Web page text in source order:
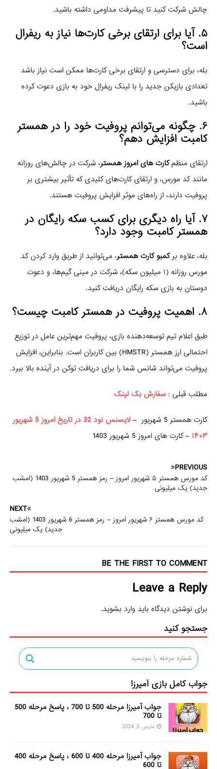
چالش شرکت کنید تا پیشرفت مداومی داشته باشید.
۵. آیا برای ارتقای برخی کارت‌ها نیاز به ریفرال
است؟
بله، برای دسترسی و ارتقای برخی کارت‌ها ممکن است نیاز باشد
تعدادی بازیکن جدید را با لینک ریفرال خود به بازی دعوت کرده
باشید.
۶. چگونه می‌توانم پروفیت خود را در همستر
کامبت افزایش دهم؟
ارتقای منظمکارت های امروز همستر، شرکت در چالش‌های روزانه
مانند کد مورس، و ارتقای کارت‌های کلیدی که تأثیر بیشتری بر
پروفیت دارند، از راه‌های موثر افزایش پروفیت هستند.
۷. آیا راه دیگری برای کسب سکه رایگان در
همستر کامبت وجود دارد؟
بله، علاوه برکمبو کارت همستر، می‌توانید از طریق وارد کردن کد
مورس روزانه (۱ میلیون سکه)، شرکت در مینی گیم‌ها، و دعوت
دوستان به بازی سکه رایگان دریافت کنید.
۸. اهمیت پروفیت در همستر کامبت چیست؟
طبق اعلام تیم توسعه‌دهنده بازی، پروفیت مهم‌ترین عامل در توزیع
احتمالی ارز همستر (HMSTR) بین کاربران است. بنابراین، افزایش
پروفیت می‌تواند شانس شما را برای دریافت توکن در آینده بالا ببرد.
مطلب قبلی : سفارش بک لینک
کارت همستر 5 شهریور –
لایسنس نود 32 در تاریخ امروز 5 شهریور
۱۴۰۳ – کارت های امروز 5 شهریور 1403
PREVIOUS
کد مورس همستر ۵ شهریور امروز – رمز همستر 5 شهریور 1403 (امشب
جدید) یک میلیونی
NEXT
کد مورس همستر ۶ شهریور امروز – رمز همستر 6 شهریور 1403 (امشب
جدید) یک میلیونی
BE THE FIRST TO COMMENT
Leave a Reply
برای نوشتن دیدگاه باید وارد بشوید.
جستجو کنید
جواب کامل بازی آمیرزا
جواب آمیرزا مرحله 500 تا 700 ، پاسخ مرحله 500
تا 700
مارس 5, 2024
جواب آمیرزا مرحله 400 تا 600 ، پاسخ مرحله 400
تا 600